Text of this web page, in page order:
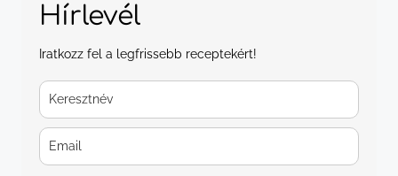
Hírlevél
Iratkozz fel a legfrissebb receptekért!